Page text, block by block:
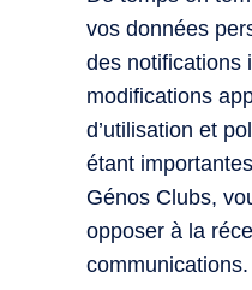
vos données
des notifications
modifications
d’utilisation et
étant
Génos Clubs,
opposer à la
communications.